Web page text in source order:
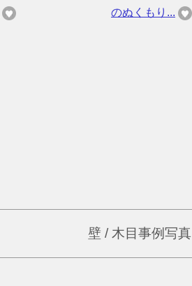
のぬくもり...
壁 / 木目事例写